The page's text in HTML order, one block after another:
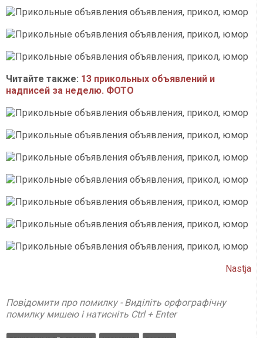
Читайте также: 13 прикольных объявлений и
надписей за неделю. ФОТО
Nastja
Повідомити про помилку - Виділіть орфографічну
помилку мишею і натисніть Ctrl + Enter